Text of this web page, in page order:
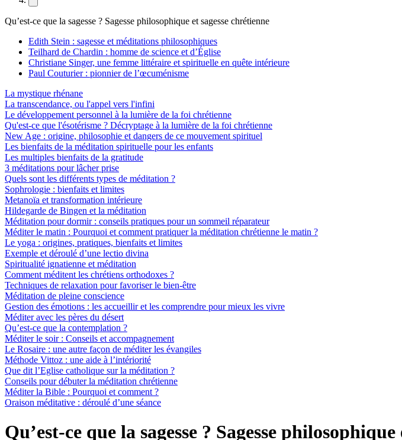
Qu’est-ce que la sagesse ? Sagesse philosophique et sagesse chrétienne
Edith Stein : sagesse et méditations philosophiques
Teilhard de Chardin : homme de science et d’Église
Christiane Singer, une femme littéraire et spirituelle en quête intérieure
Paul Couturier : pionnier de l’œcuménisme
La mystique rhénane
La transcendance, ou l'appel vers l'infini
Le développement personnel à la lumière de la foi chrétienne
Qu'est-ce que l'ésotérisme ? Décryptage à la lumière de la foi chrétienne
New Age : origine, philosophie et dangers de ce mouvement spirituel
Les bienfaits de la méditation spirituelle pour les enfants
Les multiples bienfaits de la gratitude
3 méditations pour lâcher prise
Quels sont les différents types de méditation ?
Sophrologie : bienfaits et limites
Metanoïa et transformation intérieure
Hildegarde de Bingen et la méditation
Méditation pour dormir : conseils pratiques pour un sommeil réparateur
Méditer le matin : Pourquoi et comment pratiquer la méditation chrétienne le matin ?
Le yoga : origines, pratiques, bienfaits et limites
Exemple et déroulé d’une lectio divina
Spiritualité ignatienne et méditation
Comment méditent les chrétiens orthodoxes ?
Techniques de relaxation pour favoriser le bien-être
Méditation de pleine conscience
Gestion des émotions : les accueillir et les comprendre pour mieux les vivre
Méditer avec les pères du désert
Qu’est-ce que la contemplation ?
Méditer le soir : Conseils et accompagnement
Le Rosaire : une autre façon de méditer les évangiles
Méthode Vittoz : une aide à l’intériorité
Que dit l’Eglise catholique sur la méditation ?
Conseils pour débuter la méditation chrétienne
Méditer la Bible : Pourquoi et comment ?
Oraison méditative : déroulé d’une séance
Qu’est-ce que la sagesse ? Sagesse